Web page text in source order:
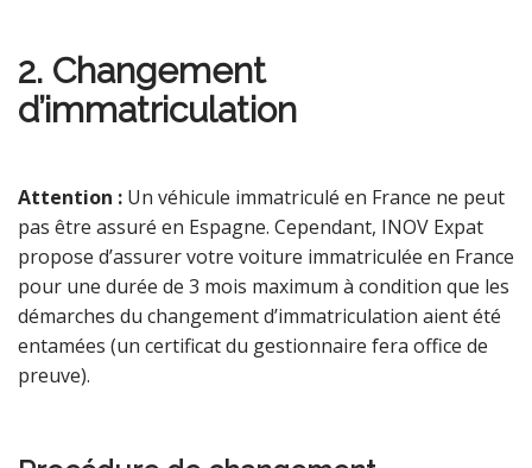
2. Changement
d’immatriculation
Attention : Un véhicule immatriculé en France ne peut
pas être assuré en Espagne. Cependant, INOV Expat
propose d’assurer votre voiture immatriculée en France
pour une durée de 3 mois maximum à condition que les
démarches du changement d’immatriculation aient été
entamées (un certificat du gestionnaire fera office de
preuve).